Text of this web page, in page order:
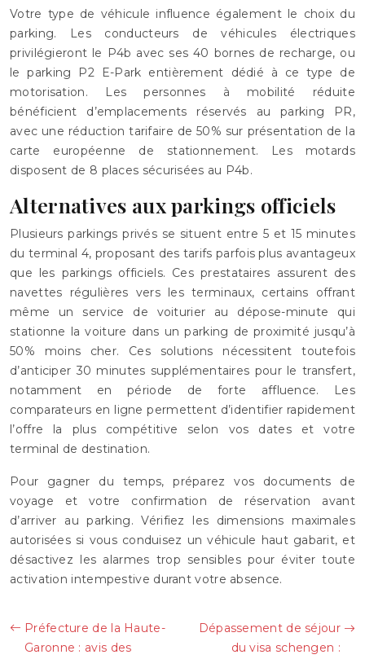
Votre type de véhicule influence également le choix du
parking. Les conducteurs de véhicules électriques
privilégieront le P4b avec ses 40 bornes de recharge, ou
le parking P2 E-Park entièrement dédié à ce type de
motorisation. Les personnes à mobilité réduite
bénéficient d’emplacements réservés au parking PR,
avec une réduction tarifaire de 50% sur présentation de la
carte européenne de stationnement. Les motards
disposent de 8 places sécurisées au P4b.
Alternatives aux parkings officiels
Plusieurs parkings privés se situent entre 5 et 15 minutes
du terminal 4, proposant des tarifs parfois plus avantageux
que les parkings officiels. Ces prestataires assurent des
navettes régulières vers les terminaux, certains offrant
même un service de voiturier au dépose-minute qui
stationne la voiture dans un parking de proximité jusqu’à
50% moins cher. Ces solutions nécessitent toutefois
d’anticiper 30 minutes supplémentaires pour le transfert,
notamment en période de forte affluence. Les
comparateurs en ligne permettent d’identifier rapidement
l’offre la plus compétitive selon vos dates et votre
terminal de destination.
Pour gagner du temps, préparez vos documents de
voyage et votre confirmation de réservation avant
d’arriver au parking. Vérifiez les dimensions maximales
autorisées si vous conduisez un véhicule haut gabarit, et
désactivez les alarmes trop sensibles pour éviter toute
activation intempestive durant votre absence.
Préfecture de la Haute-
Garonne : avis des
Dépassement de séjour
du visa schengen :